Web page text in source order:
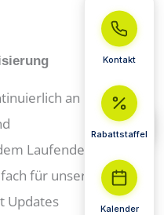
an
Laufenden
für unsere
Updates
Kontakt
Rabattstaffel
Kalender